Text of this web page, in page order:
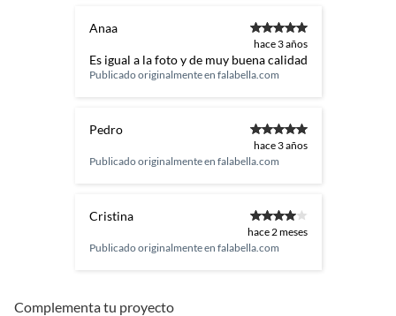
Anaa
hace 3 años
Es igual a la foto y de muy buena calidad
Publicado originalmente en falabella.com
Pedro
hace 3 años
Publicado originalmente en falabella.com
Cristina
hace 2 meses
Publicado originalmente en falabella.com
Complementa tu proyecto